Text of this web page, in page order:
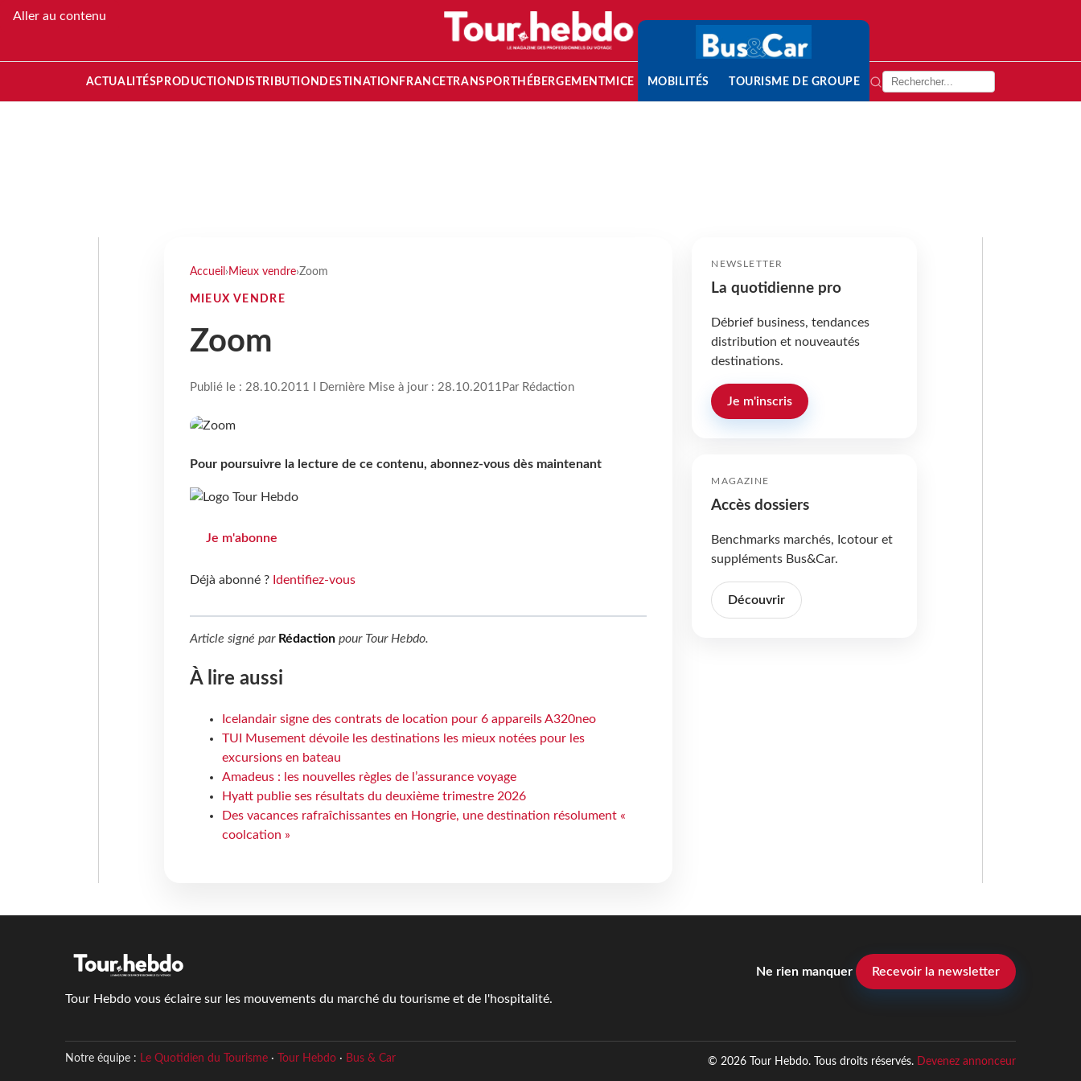
Aller au contenu
ACTUALITÉS PRODUCTION DISTRIBUTION DESTINATION FRANCETRANSPORT HÉBERGEMENTMICE MOBILITÉS TOURISME DE GROUPE
Accueil › Mieux vendre›Zoom
MIEUX VENDRE
Zoom
Publié le : 28.10.2011 I Dernière Mise à jour : 28.10.2011 Par Rédaction
Pour poursuivre la lecture de ce contenu, abonnez-vous dès maintenant
Je m'abonne
Déjà abonné ? Identifiez-vous
Article signé par Rédactionpour Tour Hebdo.
À lire aussi
Icelandair signe des contrats de location pour 6 appareils A320neo
TUI Musement dévoile les destinations les mieux notées pour les
excursions en bateau
Amadeus : les nouvelles règles de l’assurance voyage
Hyatt publie ses résultats du deuxième trimestre 2026
Des vacances rafraîchissantes en Hongrie, une destination résolument «
coolcation »
NEWSLETTER
La quotidienne pro
Débrief business, tendances
distribution et nouveautés
destinations.
Je m'inscris
MAGAZINE
Accès dossiers
Benchmarks marchés, Icotour et
suppléments Bus&Car.
Découvrir
Tour Hebdo vous éclaire sur les mouvements du marché du tourisme et de l'hospitalité.
Ne rien manquer Recevoir la newsletter
Notre équipe : Le Quotidien du Tourisme· Tour Hebdo· Bus & Car © 2026 Tour Hebdo. Tous droits réservés. Devenez annonceur